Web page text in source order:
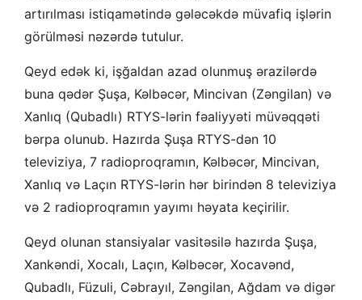
artırılması istiqamətində gələcəkdə müvafiq işlərin
görülməsi nəzərdə tutulur.
Qeyd edək ki, işğaldan azad olunmuş ərazilərdə
buna qədər Şuşa, Kəlbəcər, Mincivan (Zəngilan) və
Xanlıq (Qubadlı) RTYS-lərin fəaliyyəti müvəqqəti
bərpa olunub. Hazırda Şuşa RTYS-dən 10
televiziya, 7 radioproqramın, Kəlbəcər, Mincivan,
Xanlıq və Laçın RTYS-lərin hər birindən 8 televiziya
və 2 radioproqramın yayımı həyata keçirilir.
Qeyd olunan stansiyalar vasitəsilə hazırda Şuşa,
Xankəndi, Xocalı, Laçın, Kəlbəcər, Xocavənd,
Qubadlı, Füzuli, Cəbrayıl, Zəngilan, Ağdam və digər